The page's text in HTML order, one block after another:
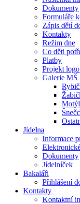
Dokumenty
Formuláře
Zápis dětí
Kontakty
Režim dne
Co děti
Platby
Projekt
Galerie MŠ
Jídelna
Informace
Dokumenty
Jídelníček
Bakaláři
Přihlášení
Kontakty
Kontaktní